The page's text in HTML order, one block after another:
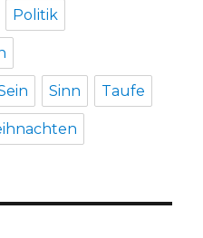
Politik
Sinn Taufe